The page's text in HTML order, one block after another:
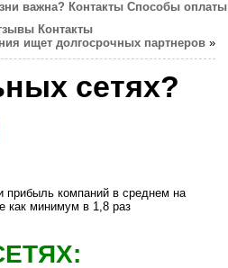
важна? Контакты Способы оплаты
Контакты
ищет долгосрочных партнеров»
сетях?
прибыль компаний в среднем на
как минимум в 1,8 раз